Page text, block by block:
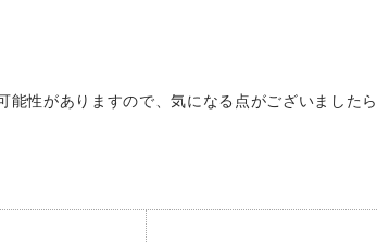
能性がありますので、気になる点がございました